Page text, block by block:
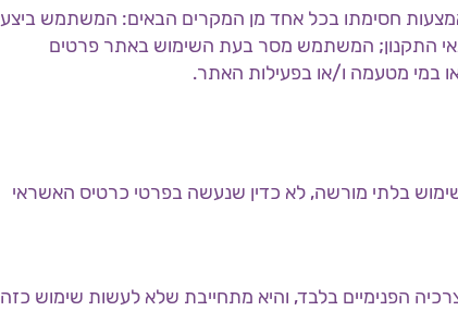
חסימתו בכל אחד מן המקרים הבאים: המשתמש ביצע
התקנון; המשתמש מסר בעת השימוש באתר פרטים
במי מטעמה ו/או בפעילות האתר.
בלתי מורשה, לא כדין שנעשה בפרטי כרטיס האשראי
הפנימיים בלבד, והיא מתחייבת שלא לעשות שימוש כזה